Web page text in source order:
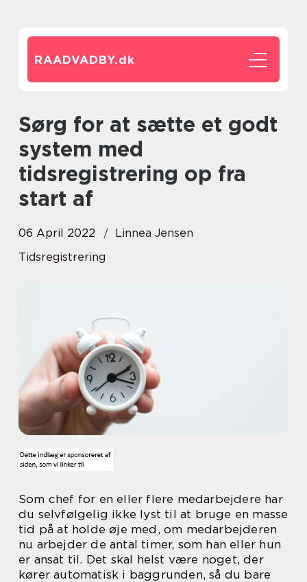
RAADVADBY.dk
Sørg for at sætte et godt
system med
tidsregistrering op fra
start af
06 April 2022
Linnea Jensen
Tidsregistrering
Som chef for en eller flere medarbejdere har
du selvfølgelig ikke lyst til at bruge en masse
tid på at holde øje med, om medarbejderen
nu arbejder de antal timer, som han eller hun
er ansat til. Det skal helst være noget, der
kører automatisk i baggrunden, så du bare